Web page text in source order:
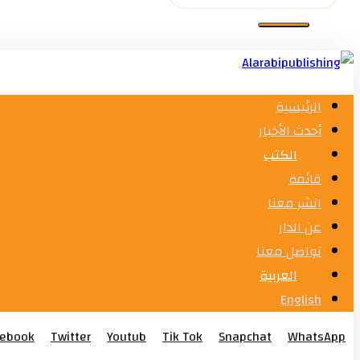
الرئيسية
أحدث الأخبار
الكتب
قائمة
انشر معنا
عن الدار
تواصل معنا
العربية
English
Twitter Youtub Tik Tok Snapchat
WhatsApp